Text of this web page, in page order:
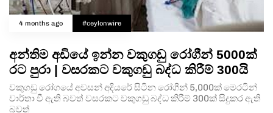
4 months ago #ceylonwire
අන්තිම අඩියේ ඉන්න වකුගඩු රෝගීන් 5000ක්
රට පුරා | වසරකට වකුගඩු බද්ධ කිරීම් 300යි
වකුගඩු රෝගයේ අවසන් අදියරේ සිටින රෝගීන් 5,000ක් මෙරටින්
වාර්තා වී ඇති බවත් වසරකට වකුගඩු බද්ධ කිරීම් 300ක් සිදුකර ඇති
බවත්